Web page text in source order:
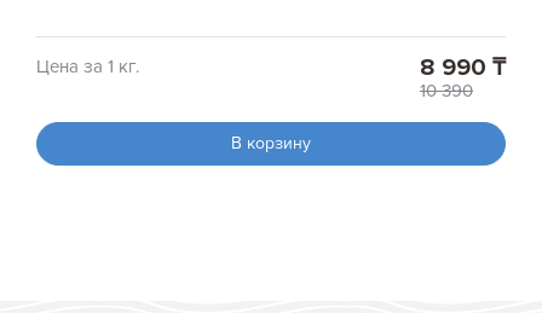
Цена за 1 кг. 8 990 ₸
10 390
В корзину